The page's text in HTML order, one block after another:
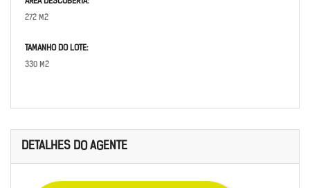
272 M2
TAMANHO DO LOTE:
330 M2
DETALHES DO AGENTE